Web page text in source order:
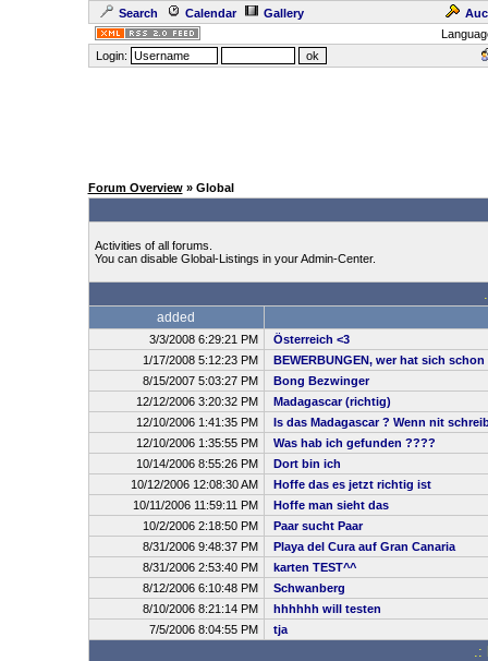
Search Calendar Gallery
Login:
Forum Overview» Global
Activities of all forums.
You can disable Global-Listings in your Admin-Center.
added
3/3/2008 6:29:21 PM
Österreich <3
1/17/2008 5:12:23 PM
BEWERBUNGEN, wer hat sich
8/15/2007 5:03:27 PM
Bong Bezwinger
12/12/2006 3:20:32 PM
Madagascar (richtig)
12/10/2006 1:41:35 PM
Is das Madagascar ? Wenn nit
12/10/2006 1:35:55 PM
Was hab ich gefunden ????
10/14/2006 8:55:26 PM
Dort bin ich
10/12/2006 12:08:30 AM
Hoffe das es jetzt richtig ist
10/11/2006 11:59:11 PM
Hoffe man sieht das
10/2/2006 2:18:50 PM
Paar sucht Paar
8/31/2006 9:48:37 PM
Playa del Cura auf Gran Canaria
8/31/2006 2:53:40 PM
karten TEST^^
8/12/2006 6:10:48 PM
Schwanberg
8/10/2006 8:21:14 PM
hhhhhh will testen
7/5/2006 8:04:55 PM
tja
.: